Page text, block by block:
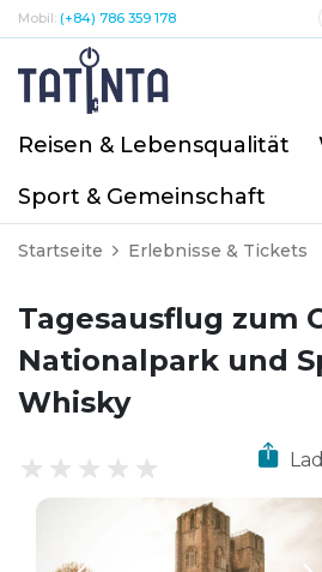
Mobil: (+84) 786 359 178
Reisen & Lebensqualität
Sport & Gemeinschaft
Startseite Erlebnisse & Tickets
Tagesausflug zum
Nationalpark und
Whisky